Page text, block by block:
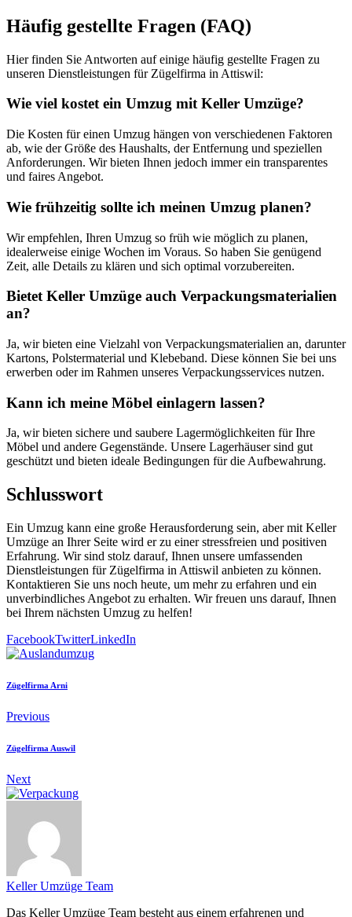
Häufig gestellte Fragen (FAQ)
Hier finden Sie Antworten auf einige häufig gestellte Fragen zu
unseren Dienstleistungen für Zügelfirma in Attiswil:
Wie viel kostet ein Umzug mit Keller Umzüge?
Die Kosten für einen Umzug hängen von verschiedenen Faktoren
ab, wie der Größe des Haushalts, der Entfernung und speziellen
Anforderungen. Wir bieten Ihnen jedoch immer ein transparentes
und faires Angebot.
Wie frühzeitig sollte ich meinen Umzug planen?
Wir empfehlen, Ihren Umzug so früh wie möglich zu planen,
idealerweise einige Wochen im Voraus. So haben Sie genügend
Zeit, alle Details zu klären und sich optimal vorzubereiten.
Bietet Keller Umzüge auch Verpackungsmaterialien
an?
Ja, wir bieten eine Vielzahl von Verpackungsmaterialien an, darunter
Kartons, Polstermaterial und Klebeband. Diese können Sie bei uns
erwerben oder im Rahmen unseres Verpackungsservices nutzen.
Kann ich meine Möbel einlagern lassen?
Ja, wir bieten sichere und saubere Lagermöglichkeiten für Ihre
Möbel und andere Gegenstände. Unsere Lagerhäuser sind gut
geschützt und bieten ideale Bedingungen für die Aufbewahrung.
Schlusswort
Ein Umzug kann eine große Herausforderung sein, aber mit Keller
Umzüge an Ihrer Seite wird er zu einer stressfreien und positiven
Erfahrung. Wir sind stolz darauf, Ihnen unsere umfassenden
Dienstleistungen für Zügelfirma in Attiswil anbieten zu können.
Kontaktieren Sie uns noch heute, um mehr zu erfahren und ein
unverbindliches Angebot zu erhalten. Wir freuen uns darauf, Ihnen
bei Ihrem nächsten Umzug zu helfen!
FacebookTwitterLinkedIn
Zügelfirma Arni
Previous
Zügelfirma Auswil
Next
Keller Umzüge Team
Das Keller Umzüge Team besteht aus einem erfahrenen und